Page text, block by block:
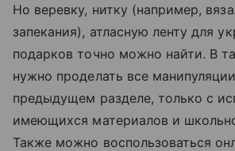
Но веревку, нитку (например,
запекания), атласную ленту для
подарков точно можно найти. В
нужно проделать все
предыдущем разделе, только с
имеющихся материалов и
Также можно воспользоваться